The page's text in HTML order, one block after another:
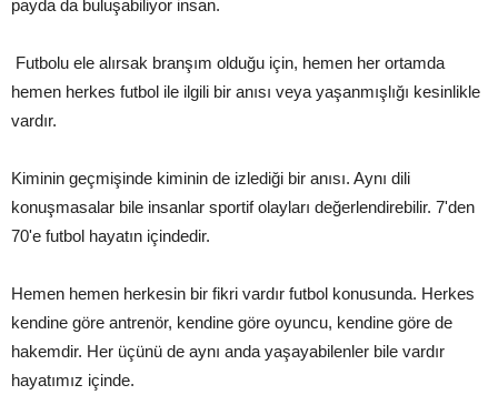
payda da buluşabiliyor insan.
Futbolu ele alırsak branşım olduğu için, hemen her ortamda
hemen herkes futbol ile ilgili bir anısı veya yaşanmışlığı kesinlikle
vardır.
Kiminin geçmişinde kiminin de izlediği bir anısı. Aynı dili
konuşmasalar bile insanlar sportif olayları değerlendirebilir. 7'den
70'e futbol hayatın içindedir.
Hemen hemen herkesin bir fikri vardır futbol konusunda. Herkes
kendine göre antrenör, kendine göre oyuncu, kendine göre de
hakemdir. Her üçünü de aynı anda yaşayabilenler bile vardır
hayatımız içinde.